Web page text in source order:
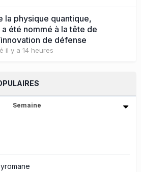
la physique quantique,
été nommé à la tête de
de défense
il y a 14 heures
Semaine